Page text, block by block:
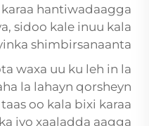
hantiwadaagga
sidoo kale inuu kala
shimbirsanaanta.
waxa uu ku leh in la
la lahayn qorsheyn
oo kala bixi karaa
iyo xaaladda aagga